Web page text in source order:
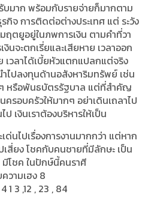
มาก พร้อมกับรายจ่ายก็มากตาม
กิจ การติดต่อต่างประเทศ แต่ ระวัง
มฤตยูอยู่ในภพการเงิน ตามคำที่วา
นจะตกเรี่ยและเสียหาย เวลาออก
วลาได้เบี้ยหัวแตกแปลกแต่จริง
ไปลงทุนด้านอสังหาริมทรัพย์ เช่น
หรือพันธบัตรรัฐบาล แต่ที่สำคัญ
รอบครัวให้มากๆ อย่าเดินเถลาไป
เงินเราต้องบริหารให้เป็น
นไปเรื่องการงานมากกว่า แต่หาก
เสี่ยง โชคกับคนชายที่มีลักษะ เป็น
โชค ในปักษ์นี้คนราศี
วามเฮง 8
1 3 ,12 , 23 , 84